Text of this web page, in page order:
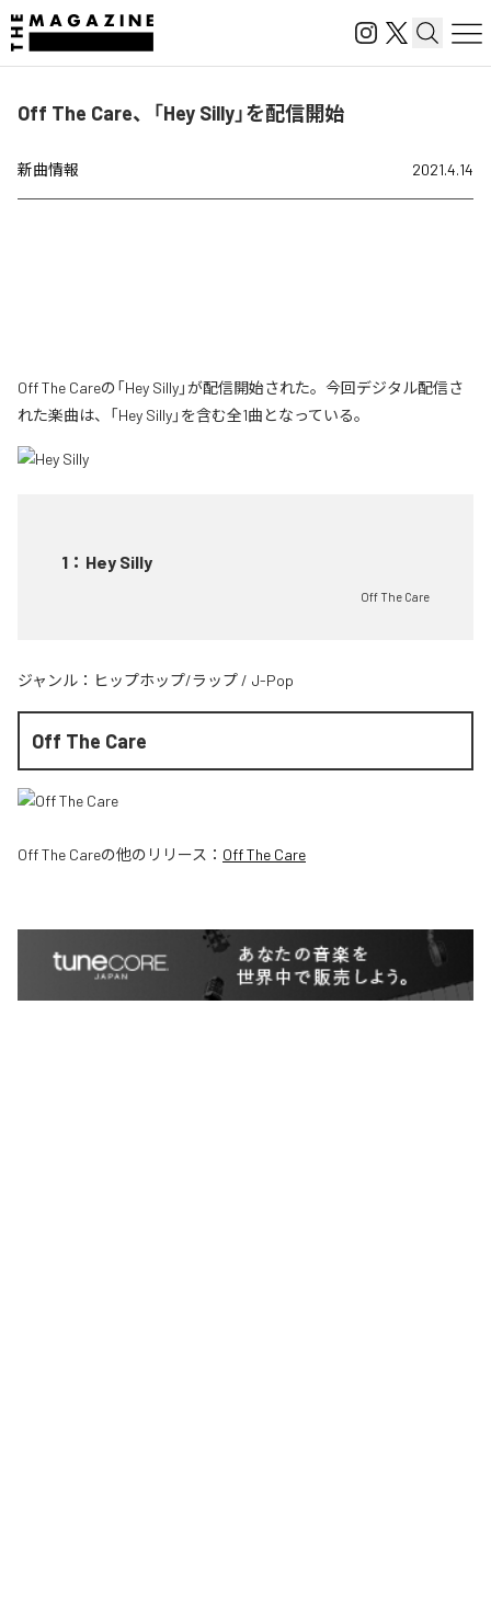
Off The Care、「Hey Silly」を配信開始
新曲情報 2021.4.14
Off The Careの「Hey Silly」が配信開始された。今回デジタル配信さ
れた楽曲は、「Hey Silly」を含む全1曲となっている。
1 ： Hey Silly
Off The Care
ジャンル： ヒップホップ/ラップ / J-Pop
Off The Care
Off The Careの他のリリース： Off The Care